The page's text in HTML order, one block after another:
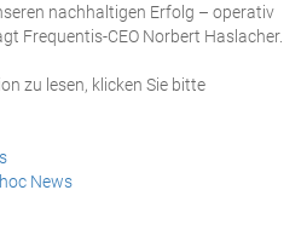
nachhaltigen Erfolg – operativ
Frequentis-CEO Norbert Haslacher.
zu lesen, klicken Sie bitte
News